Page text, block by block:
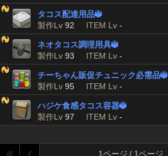
タコス配達用品
製作Lv 92 ITEM Lv -
ネオタコス調理用具
製作Lv 93 ITEM Lv -
チーちゃん販促チュニック必需品
製作Lv 95 ITEM Lv -
ハジケ食感タコス容器
製作Lv 97 ITEM Lv -
1ページ / 1ページ